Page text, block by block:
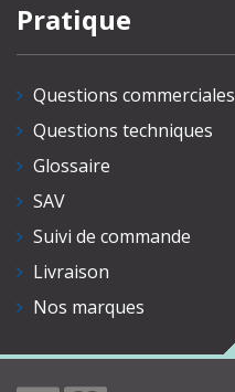
Pratique
Questions commerciales
Questions techniques
Glossaire
SAV
Suivi de commande
Livraison
Nos marques